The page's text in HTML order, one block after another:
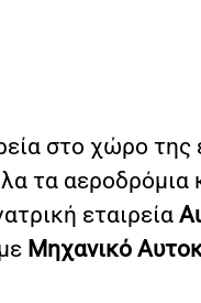
στο χώρο της
τα αεροδρόμια
εταιρεία
Μηχανικό